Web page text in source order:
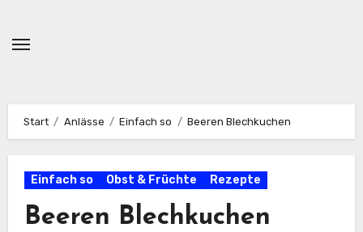
springen
Start Anlässe Einfach so Beeren Blechkuchen
Einfach so Obst & Früchte Rezepte
Beeren Blechkuchen